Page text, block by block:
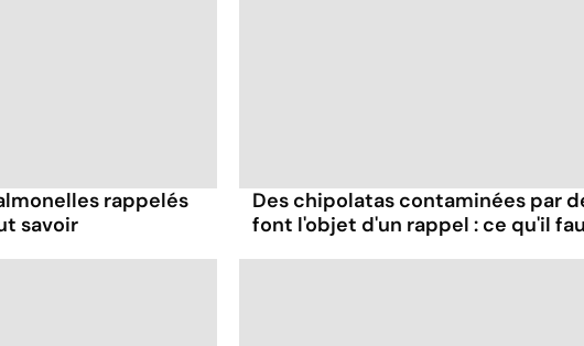
rappelés
savoir
Des chipolatas contaminées par
font l'objet d'un rappel : ce qu'il